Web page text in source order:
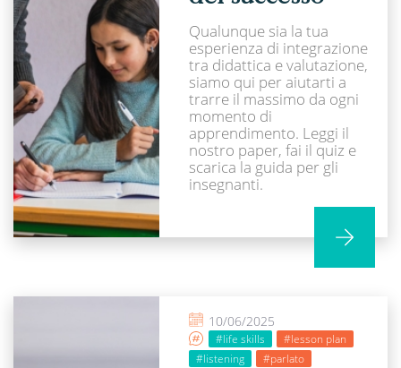
Qualunque sia la tua
esperienza di integrazione
tra didattica e valutazione,
siamo qui per aiutarti a
trarre il massimo da ogni
momento di
apprendimento. Leggi il
nostro paper, fai il quiz e
scarica la guida per gli
insegnanti.
10/06/2025
#life skills
#lesson plan
#listening
#parlato